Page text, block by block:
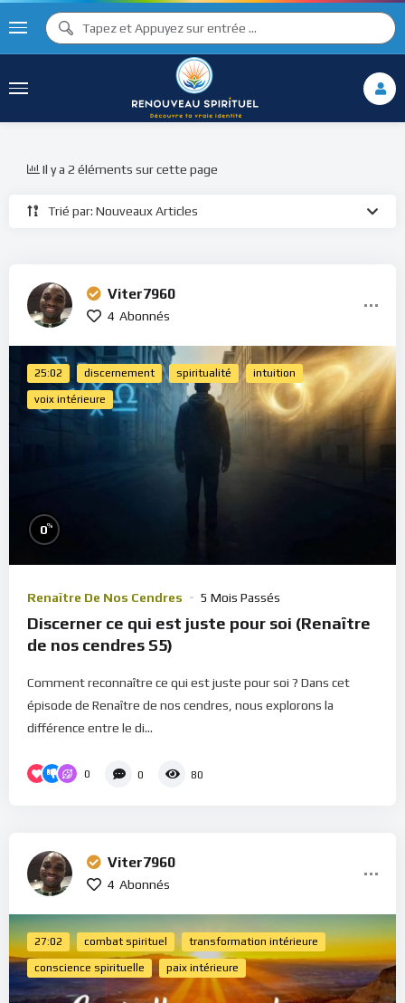
Trié par: Nouveaux Articles
Il y a 2 éléments sur cette page
Viter7960
4 Abonnés
25:02 discernement spiritualité intuition
voix intérieure
0%
Renaître De Nos Cendres 5 Mois Passés
Discerner ce qui est juste pour soi (Renaître
de nos cendres S5)
Comment reconnaître ce qui est juste pour soi ? Dans cet
épisode de Renaître de nos cendres, nous explorons la
différence entre le di...
0 0 80
Viter7960
4 Abonnés
27:02 combat spirituel transformation intérieure
conscience spirituelle paix intérieure